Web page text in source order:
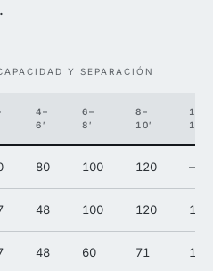
Y SEPARACIÓN
4–
6′
6–
8′
8–
10′
10–
12′
80 100 120 —
48 100 120 141
48 60 71 141